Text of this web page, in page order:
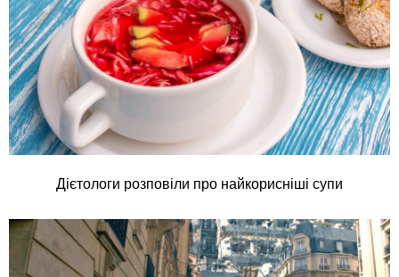
Дієтологи розповіли про найкорисніші супи